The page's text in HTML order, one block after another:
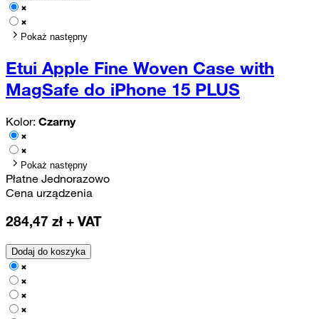
Pokaż następny
Etui Apple Fine Woven Case with
MagSafe do iPhone 15 PLUS
Kolor: Czarny
Pokaż następny
Płatne Jednorazowo
Cena urządzenia
284,47 zł + VAT
Dodaj do koszyka